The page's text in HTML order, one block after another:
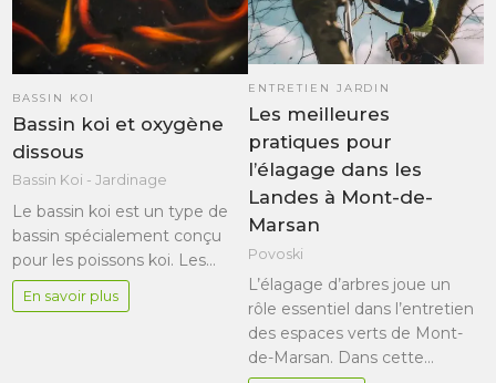
BASSIN KOI
Bassin koi et oxygène
dissous
Bassin Koi - Jardinage
Le bassin koi est un type de
bassin spécialement conçu
pour les poissons koi. Les…
En savoir plus
ENTRETIEN JARDIN
Les meilleures
pratiques pour
l’élagage dans les
Landes à Mont-de-
Marsan
Povoski
L’élagage d’arbres joue un
rôle essentiel dans l’entretien
des espaces verts de Mont-
de-Marsan. Dans cette…